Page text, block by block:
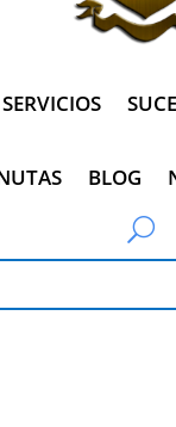
SERVICIOS
BLOG